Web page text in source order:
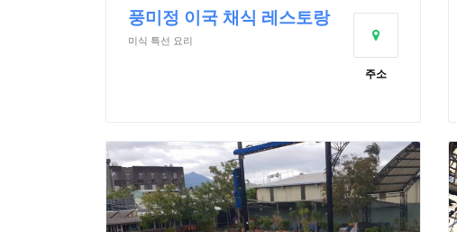
풍미정 이국 채식 레스토랑
미식 특선 요리
주소